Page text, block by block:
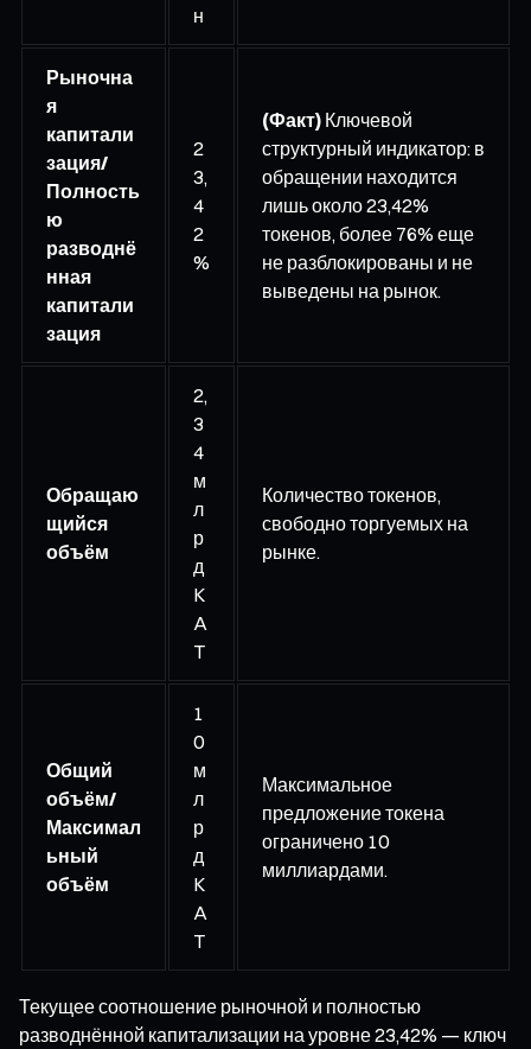
н
Рыночна
я
капитали
зация/
Полность
ю
разводнё
нная
капитали
зация
2
3,
4
2
%
(Факт) Ключевой
структурный индикатор: в
обращении находится
лишь около 23,42%
токенов, более 76% еще
не разблокированы и не
выведены на рынок.
Обращаю
щийся
объём
2,
3
4
м
л
р
д
K
A
T
Количество токенов,
свободно торгуемых на
рынке.
Общий
объём/
Максимал
ьный
объём
1
0
м
л
р
д
K
A
T
Максимальное
предложение токена
ограничено 10
миллиардами.
Текущее соотношение рыночной и полностью
разводнённой капитализации на уровне 23,42% — ключ